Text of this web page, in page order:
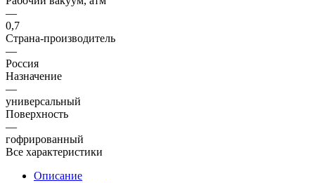
—
0,7
Страна-производитель
—
Россия
Назначение
—
универсальный
Поверхность
—
гофрированный
Все характеристики
Описание